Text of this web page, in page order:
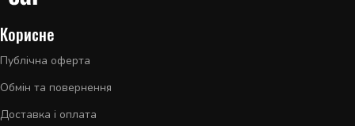
Корисне
Публічна оферта
Обмін та повернення
Доставка і оплата